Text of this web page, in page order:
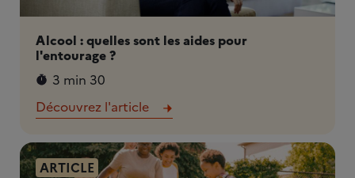
Alcool : quelles sont les aides pour
l'entourage ?
3 min 30
Découvrez l'article
ARTICLE